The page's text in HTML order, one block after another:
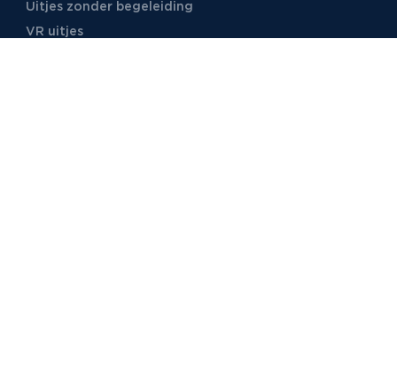
Uitjes zonder begeleiding
VR uitjes